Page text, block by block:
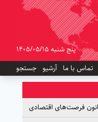
پنج شنبه 1405/05/15
تماس با ما آرشیو جستجو
کانون فرصت‌های اقتصادی